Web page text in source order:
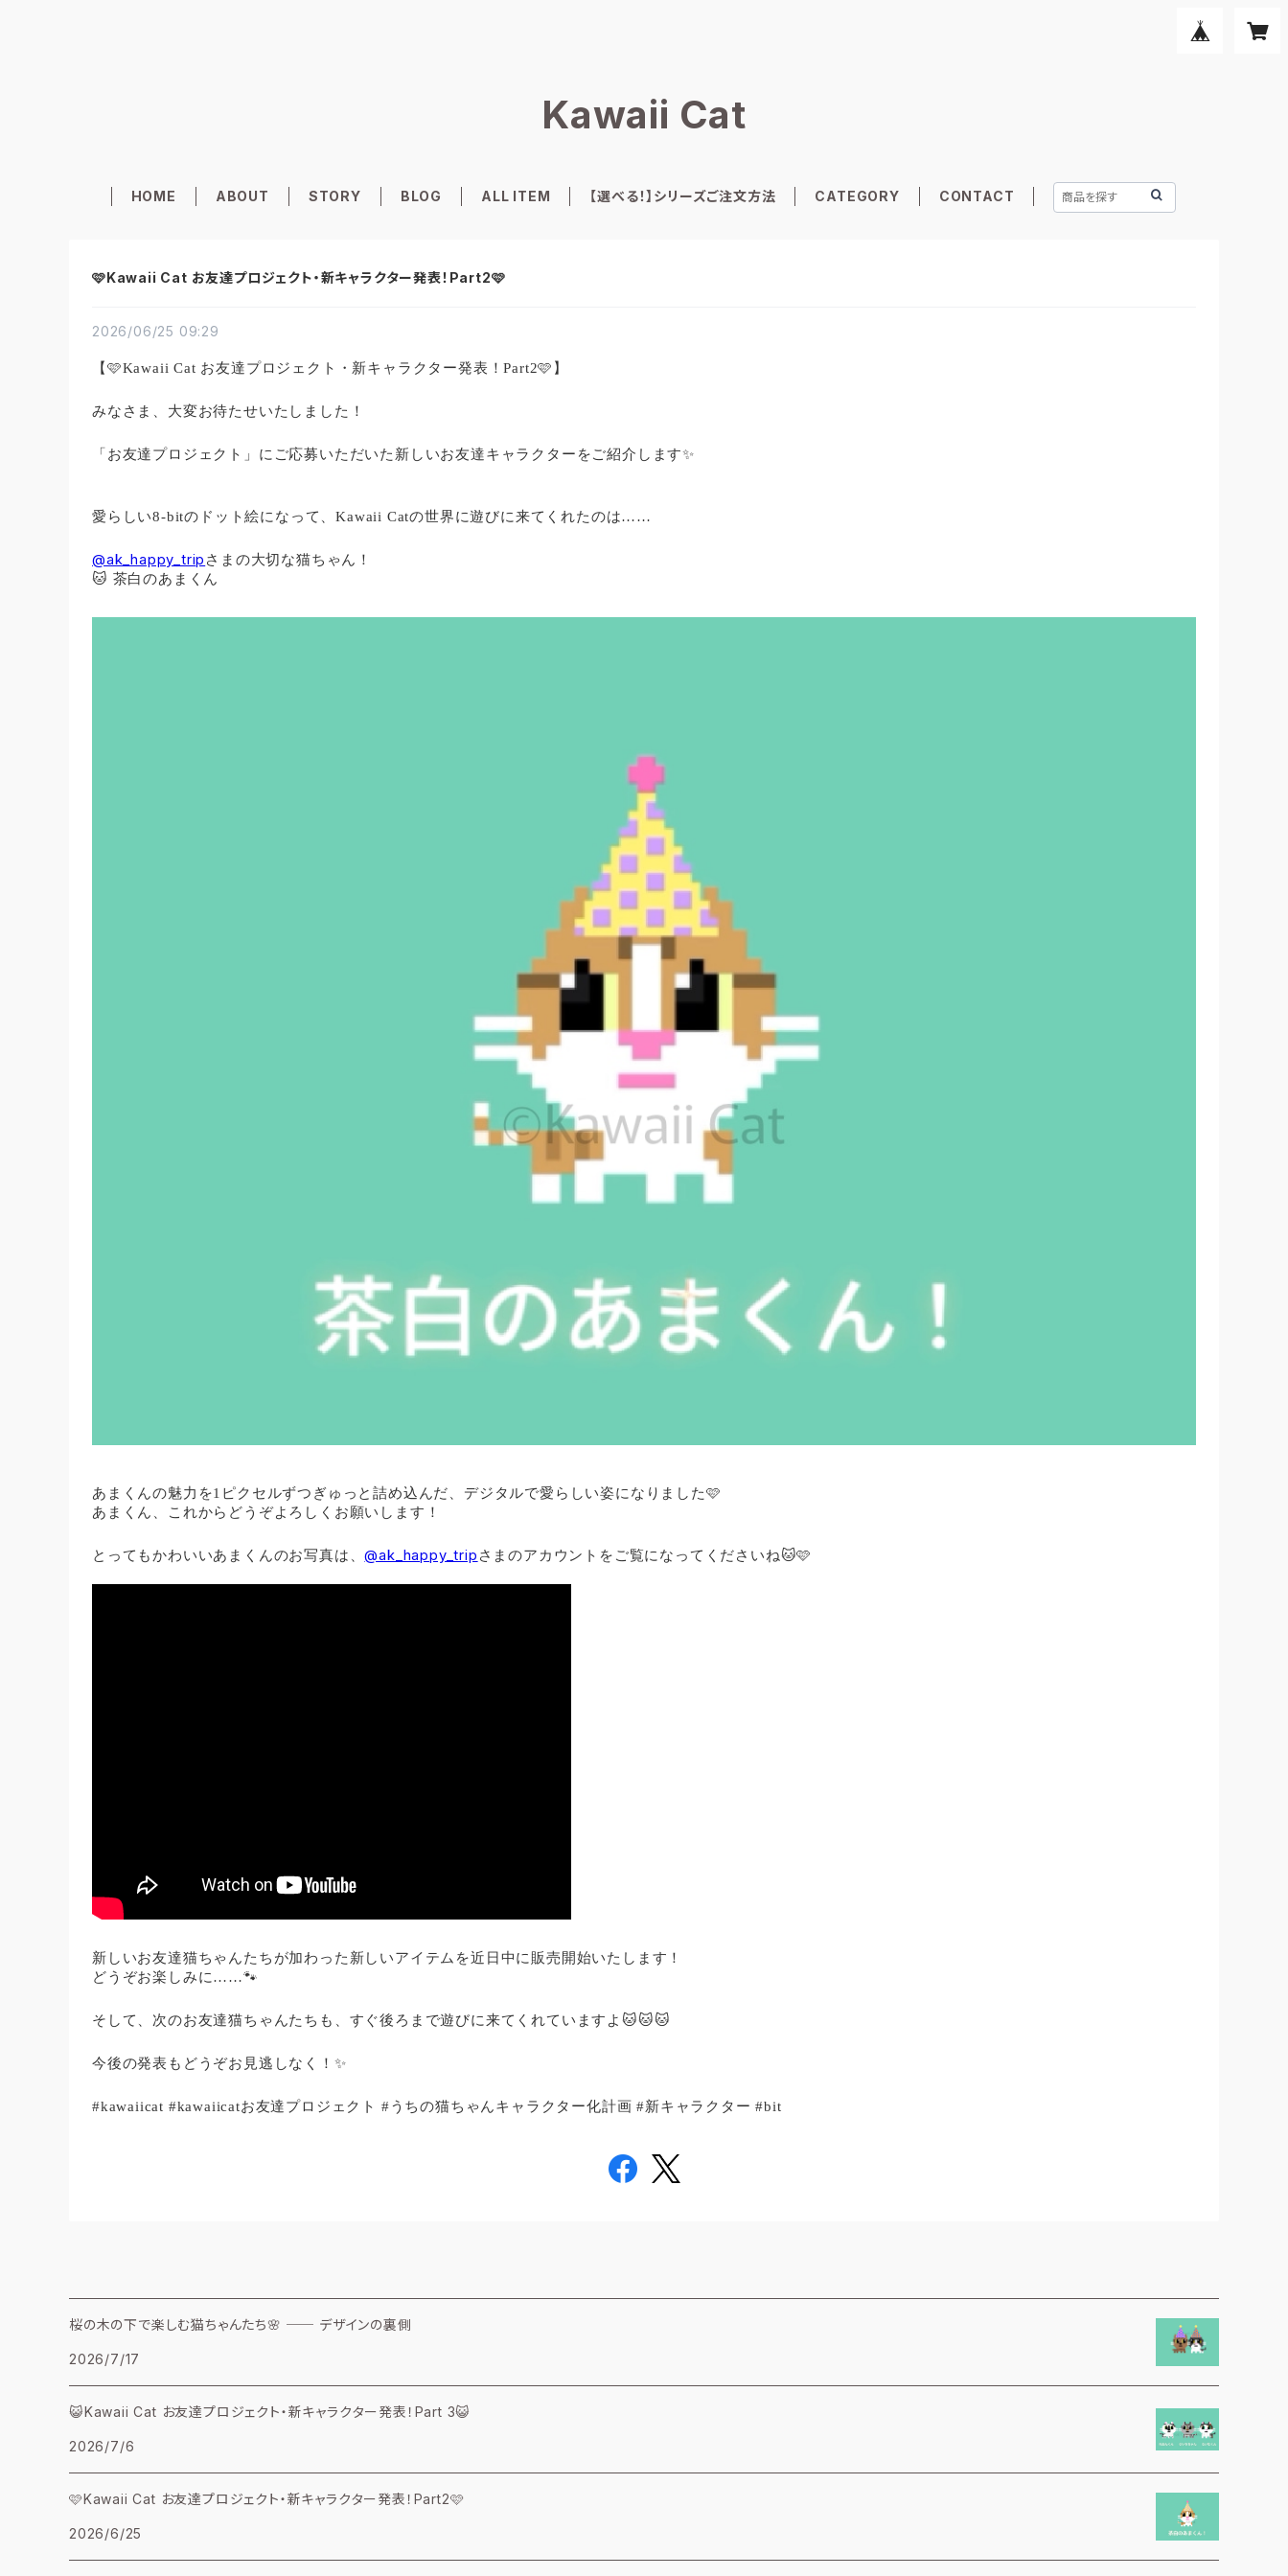
Kawaii Cat
HOME ABOUT STORY BLOG ALL ITEM 【選べる！】シリーズご注文方法 CATEGORY CONTACT
🩷Kawaii Cat お友達プロジェクト・新キャラクター発表！Part2🩷
2026/06/25 09:29
​【🩷Kawaii Cat お友達プロジェクト・新キャラクター発表！Part2🩷】
​みなさま、大変お待たせいたしました！
「お友達プロジェクト」にご応募いただいた新しいお友達キャラクターをご紹介します✨
愛らしい8-bitのドット絵になって、Kawaii Catの世界に遊びに来てくれたのは……
@ak_happy_trip さまの大切な猫ちゃん！
​🐱 茶白のあまくん
​あまくんの魅力を1ピクセルずつぎゅっと詰め込んだ、デジタルで愛らしい姿になりました🩷
あまくん、これからどうぞよろしくお願いします！
とってもかわいいあまくんのお写真は、@ak_happy_trip さまのアカウントをご覧になってくださいね🐱🩷
新しいお友達猫ちゃんたちが加わった新しいアイテムを近日中に販売開始いたします！
どうぞお楽しみに……🐾
そして、次のお友達猫ちゃんたちも、すぐ後ろまで遊びに来てくれていますよ🐱🐱🐱
今後の発表もどうぞお見逃しなく！✨
#kawaiicat #kawaiicatお友達プロジェクト #うちの猫ちゃんキャラクター化計画 #新キャラクター #bit
桜の木の下で楽しむ猫ちゃんたち🌸 ── デザインの裏側
2026/7/17
😺Kawaii Cat お友達プロジェクト・新キャラクター発表！Part 3😺
2026/7/6
🩷Kawaii Cat お友達プロジェクト・新キャラクター発表！Part2🩷
2026/6/25